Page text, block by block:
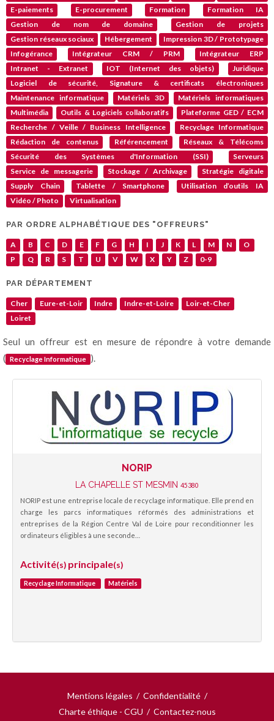
E-paiements
E-procurement Formation
Formation IA
Gestion de nom de domaine
Gestion de projets
Gestion réseaux sociaux
Hébergement
Impression 3D / Prototypage
Infogérance
Intégrateur CRM / PRM
Intégrateur ERP
Intranet - Extranet
IOT (Internet des objets)
Juridique
Logiciel de sécurité, Signature & certificats électroniques
Maintenance informatique
Matériels 3D
Matériels informatiques
Multimédia
Outils & Logiciels collaboratifs
Plateforme GED / ECM
Recherche / Veille / Business Intelligence
Recyclage Informatique
Rédaction de contenus
Référencement
Réseaux & Télécoms
Sécurité des Systèmes d'Information (SSI)
Serveurs
Service de messagerie
Stockage / Archivage
Stratégie digitale
Supply Chain
Tablette / Smartphone
Utilisation d’outils IA
Vidéo / Photo
Virtualisation
PAR ORDRE ALPHABÉTIQUE DES "OFFREURS"
A B C D E F G H I J K L M N
O
P
Q R S T U V W X Y Z 0-9
PAR DÉPARTEMENT
Cher Eure-et-Loir Indre Indre-et-Loire
Loir-et-Cher
Loiret
Seul un offreur est en mesure de répondre à votre demande
( Recyclage Informatique ).
NORIP
LA CHAPELLE ST MESMIN 45380
NORIP est une entreprise locale de recyclage informatique. Elle prend en
charge les parcs informatiques réformés des administrations et
entreprises de la Région Centre Val de Loire pour reconditionner les
ordinateurs éligibles à une seconde…
Activité(s) principale(s)
Recyclage Informatique Matériels
Mentions légales / Confidentialité /
Charte éthique - CGU / Contactez-nous